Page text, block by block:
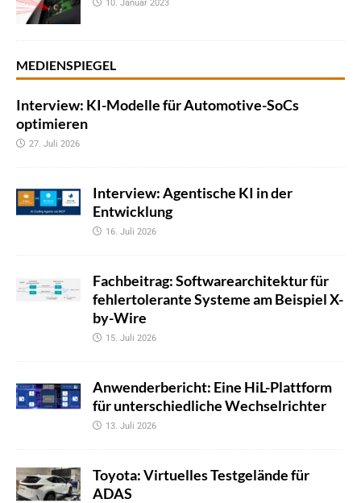
10. Januar 2023
MEDIENSPIEGEL
Interview: KI-Modelle für Automotive-SoCs
optimieren
27. Juli 2026
Interview: Agentische KI in der
Entwicklung
16. Juli 2026
Fachbeitrag: Softwarearchitektur für
fehlertolerante Systeme am Beispiel X-
by-Wire
15. Juli 2026
Anwenderbericht: Eine HiL-Plattform
für unterschiedliche Wechselrichter
13. Juli 2026
Toyota: Virtuelles Testgelände für
ADAS